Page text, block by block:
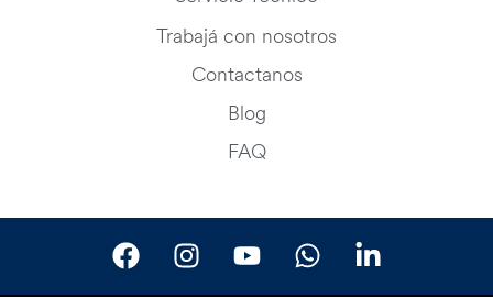
Trabajá con nosotros
Contactanos
Blog
FAQ